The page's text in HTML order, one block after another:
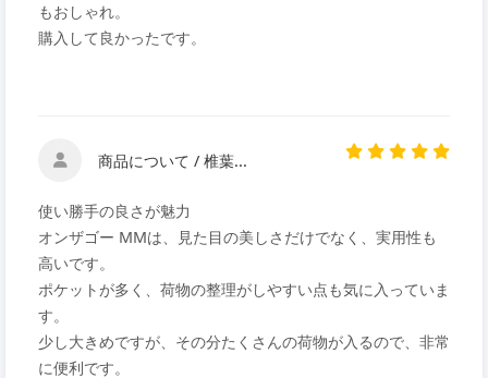
もおしゃれ。
購入して良かったです。
商品について / 椎葉...
使い勝手の良さが魅力
オンザゴー MMは、見た目の美しさだけでなく、実用性も
高いです。
ポケットが多く、荷物の整理がしやすい点も気に入っていま
す。
少し大きめですが、その分たくさんの荷物が入るので、非常
に便利です。